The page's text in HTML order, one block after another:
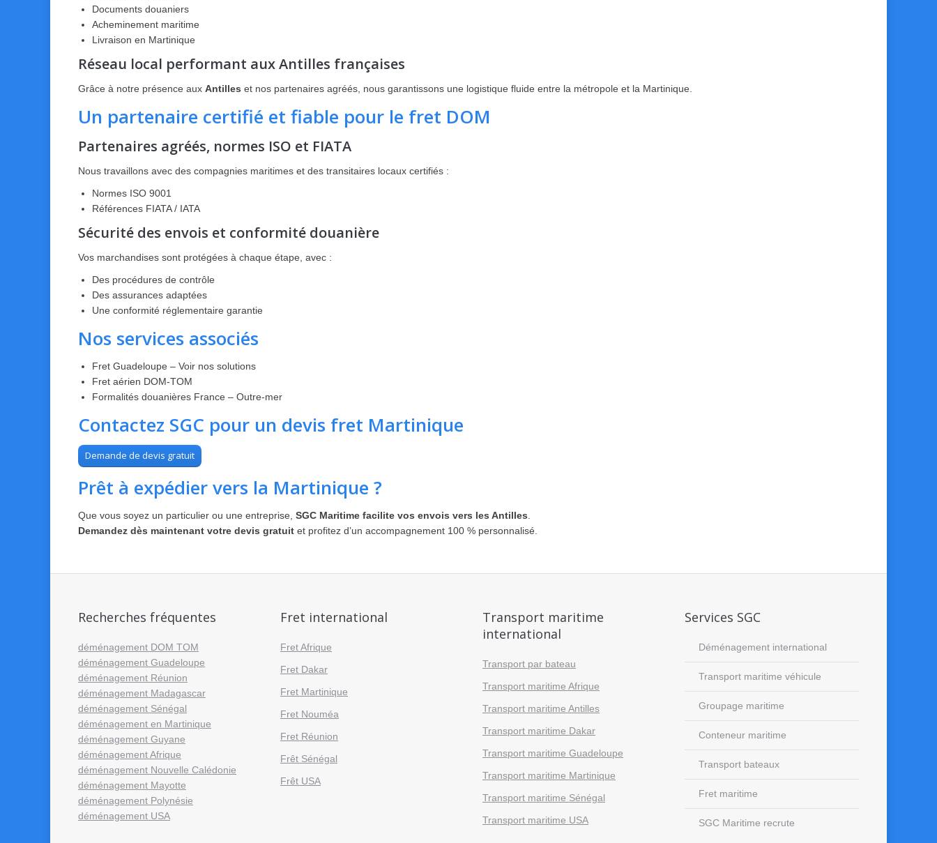
Documents douaniers
Acheminement maritime
Livraison en Martinique
Réseau local performant aux Antilles françaises
Grâce à notre présence aux Antilles et nos partenaires agréés, nous garantissons une logistique fluide entre la métropole et la Martinique.
Un partenaire certifié et fiable pour le fret DOM
Partenaires agréés, normes ISO et FIATA
Nous travaillons avec des compagnies maritimes et des transitaires locaux certifiés :
Normes ISO 9001
Références FIATA / IATA
Sécurité des envois et conformité douanière
Vos marchandises sont protégées à chaque étape, avec :
Des procédures de contrôle
Des assurances adaptées
Une conformité réglementaire garantie
Nos services associés
Fret Guadeloupe – Voir nos solutions
Fret aérien DOM-TOM
Formalités douanières France – Outre-mer
Contactez SGC pour un devis fret Martinique
Demande de devis gratuit
Prêt à expédier vers la Martinique ?
Que vous soyez un particulier ou une entreprise, SGC Maritime facilite vos envois vers les Antilles
Demandez dès maintenant votre devis gratuit et profitez d’un accompagnement 100 % personnalisé.
Recherches fréquentes
déménagement DOM TOM
déménagement Guadeloupe
déménagement Réunion
déménagement Madagascar
déménagement Sénégal
déménagement en Martinique
déménagement Guyane
déménagement Afrique
déménagement Nouvelle Calédonie
déménagement Mayotte
déménagement Polynésie
déménagement USA
Fret international
Fret Afrique
Fret Dakar
Fret Martinique
Fret Nouméa
Fret Réunion
Frêt Sénégal
Frêt USA
Transport maritime
international
Transport par bateau
Transport maritime Afrique
Transport maritime Antilles
Transport maritime Dakar
Transport maritime Guadeloupe
Transport maritime Martinique
Transport maritime Sénégal
Transport maritime USA
Services SGC
Déménagement international
Transport maritime véhicule
Groupage maritime
Conteneur maritime
Transport bateaux
Fret maritime
SGC Maritime recrute